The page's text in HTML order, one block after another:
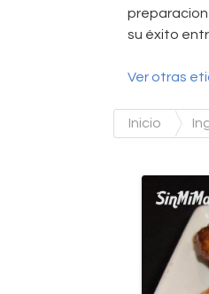
su éxito
Ver otras
Inicio